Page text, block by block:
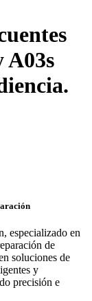
A03s
especializado en
de
soluciones de
y
precisión e